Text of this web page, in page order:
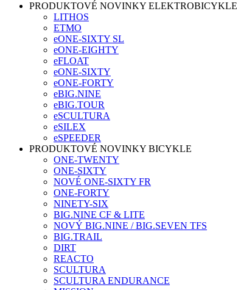
PRODUKTOVÉ NOVINKY ELEKTROBICYKLE
LITHOS
ETMO
eONE-SIXTY SL
eONE-EIGHTY
eFLOAT
eONE-SIXTY
eONE-FORTY
eBIG.NINE
eBIG.TOUR
eSCULTURA
eSILEX
eSPEEDER
PRODUKTOVÉ NOVINKY BICYKLE
ONE-TWENTY
ONE-SIXTY
NOVÉ ONE-SIXTY FR
ONE-FORTY
NINETY-SIX
BIG.NINE CF & LITE
NOVÝ BIG.NINE / BIG.SEVEN TFS
BIG.TRAIL
DIRT
REACTO
SCULTURA
SCULTURA ENDURANCE